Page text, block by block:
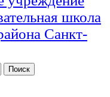
школа
Санкт-